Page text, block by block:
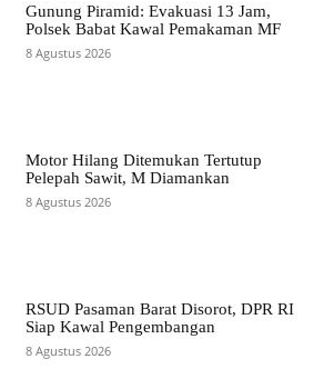
Gunung Piramid: Evakuasi 13 Jam,
Polsek Babat Kawal Pemakaman MF
8 Agustus 2026
Motor Hilang Ditemukan Tertutup
Pelepah Sawit, M Diamankan
8 Agustus 2026
RSUD Pasaman Barat Disorot, DPR RI
Siap Kawal Pengembangan
8 Agustus 2026